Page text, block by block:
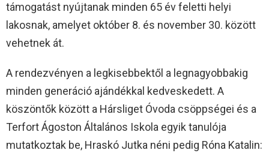
támogatást nyújtanak minden 65 év feletti helyi
lakosnak, amelyet október 8. és november 30. között
vehetnek át.
A rendezvényen a legkisebbektől a legnagyobbakig
minden generáció ajándékkal kedveskedett. A
köszöntők között a Hársliget Óvoda csöppségei és a
Terfort Ágoston Általános Iskola egyik tanulója
mutatkoztak be, Hraskó Jutka néni pedig Róna Katalin: